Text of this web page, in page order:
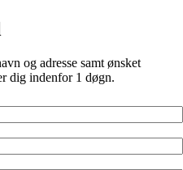
og adresse samt ønsket
dig indenfor 1 døgn.